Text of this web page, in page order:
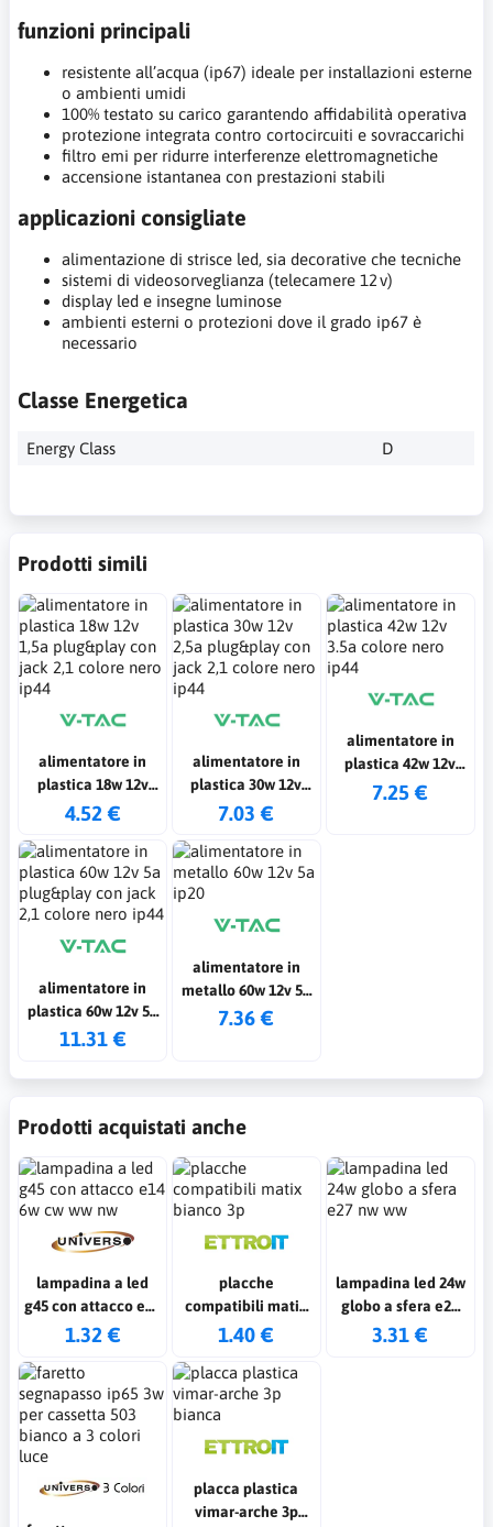
funzioni principali
resistente all’acqua (ip67) ideale per installazioni esterne
o ambienti umidi
100% testato su carico garantendo affidabilità operativa
protezione integrata contro cortocircuiti e sovraccarichi
filtro emi per ridurre interferenze elettromagnetiche
accensione istantanea con prestazioni stabili
applicazioni consigliate
alimentazione di strisce led, sia decorative che tecniche
sistemi di videosorveglianza (telecamere 12 v)
display led e insegne luminose
ambienti esterni o protezioni dove il grado ip67 è
necessario
Classe Energetica
Energy Class D
Prodotti simili
alimentatore in
plastica 18w 12v
1,5a plug&play con
ip44
4.52 €
alimentatore in
plastica 30w 12v
2,5a plug&play con
ip44
7.03 €
alimentatore in
plastica 42w 12v
3.5a colore nero
7.25 €
alimentatore in
plastica 60w 12v 5a
plug&play con jack
11.31 €
alimentatore in
metallo 60w 12v 5a
ip20
7.36 €
Prodotti acquistati anche
lampadina a led
g45 con attacco e14
6w cw ww nw
1.32 €
placche
compatibili matix
bianco 3p
1.40 €
lampadina led 24w
globo a sfera e27
nw ww
3.31 €
placca plastica
vimar-arche 3p